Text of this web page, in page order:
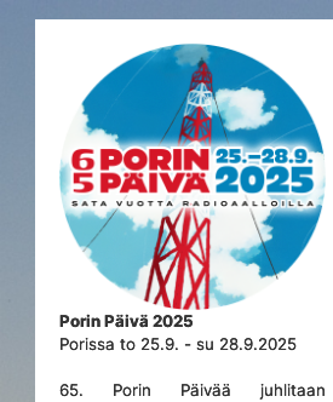
Porin Päivä 2025
Porissa to 25.9. - su 28.9.2025
65. Porin Päivää juhlitaan